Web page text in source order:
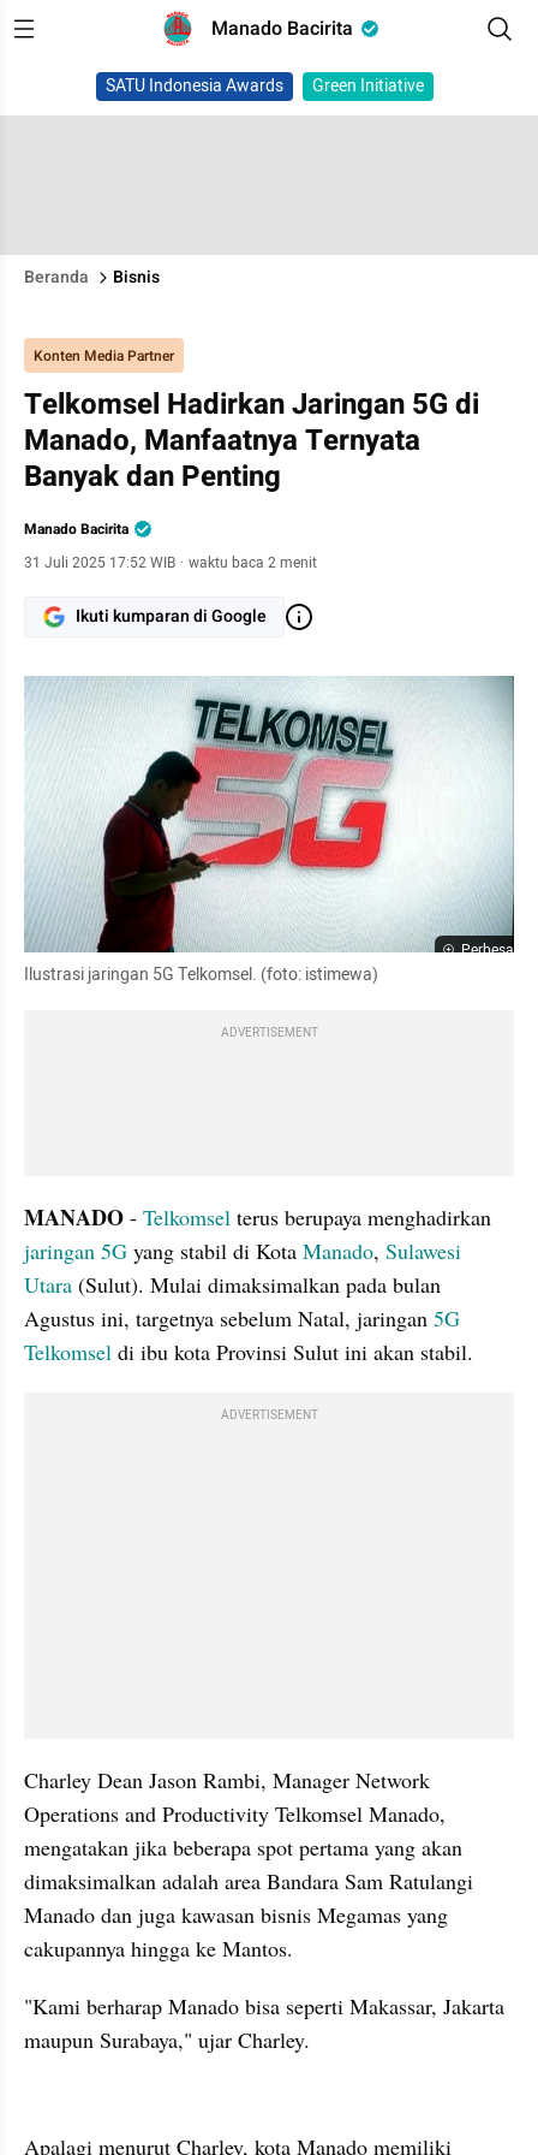
Manado Bacirita
SATU Indonesia Awards Green Initiative
Beranda Bisnis
Konten Media Partner
Telkomsel Hadirkan Jaringan 5G di
Manado, Manfaatnya Ternyata
Banyak dan Penting
Manado Bacirita
31 Juli 2025 17:52 WIB · waktu baca 2 menit
Ikuti kumparan di Google
Perbesar
Ilustrasi jaringan 5G Telkomsel. (foto: istimewa)
ADVERTISEMENT
MANADO - Telkomsel
jaringan 5G yang stabil di Kota Manado, Sulawesi
Utara (Sulut). Mulai dimaksimalkan pada bulan
Agustus ini, targetnya sebelum Natal, jaringan 5G
Telkomsel di ibu kota Provinsi Sulut ini akan stabil.
ADVERTISEMENT
Charley Dean Jason Rambi, Manager Network
Operations and Productivity Telkomsel Manado,
mengatakan jika beberapa spot pertama yang akan
dimaksimalkan adalah area Bandara Sam Ratulangi
Manado dan juga kawasan bisnis Megamas yang
cakupannya hingga ke Mantos.
"Kami berharap Manado bisa seperti Makassar, Jakarta
maupun Surabaya," ujar Charley.
Apalagi menurut Charley, kota Manado memiliki